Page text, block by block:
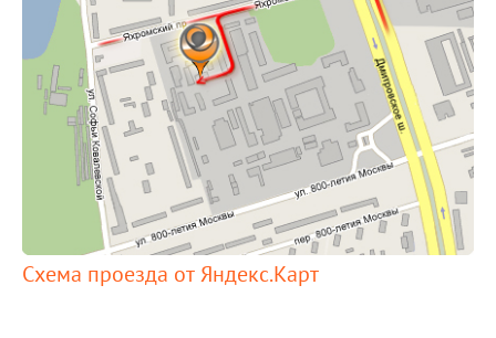
Схема проезда от Яндекс.Карт